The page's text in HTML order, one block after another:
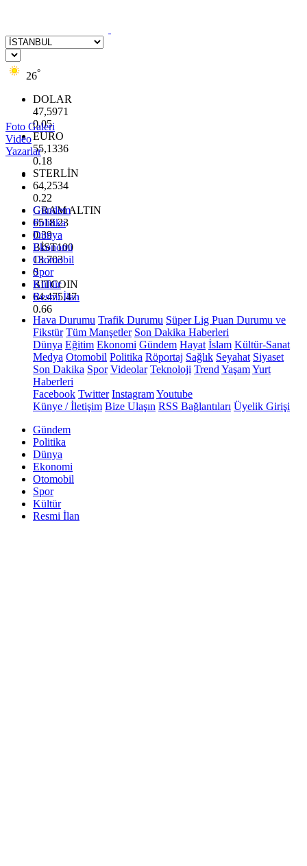
26°
DOLAR
47,5971
0.05
EURO
55,1336
0.18
STERLİN
64,2534
0.22
GRAM ALTIN
6518.23
0.39
BİST100
13.703
0
BITCOIN
64.475,47
0.66
Foto Galeri
Video
Yazarlar
Gündem
Politika
Dünya
Ekonomi
Otomobil
Spor
Kültür
Resmi İlan
Hava Durumu Trafik Durumu Süper Lig Puan Durumu ve
Fikstür Tüm Manşetler Son Dakika Haberleri
Dünya Eğitim Ekonomi Gündem Hayat İslam Kültür-Sanat
Medya Otomobil Politika Röportaj Sağlık Seyahat Siyaset
Son Dakika Spor Videolar Teknoloji Trend YaşamYurt
Haberleri
Facebook Twitter InstagramYoutube
Künye / İletişim Bize Ulaşın RSS Bağlantıları Üyelik Girişi
Gündem
Politika
Dünya
Ekonomi
Otomobil
Spor
Kültür
Resmi İlan